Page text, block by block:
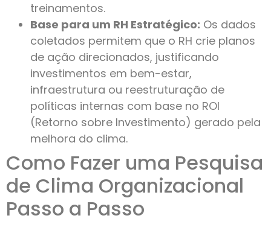
treinamentos.
Base para um RH Estratégico: Os dados
coletados permitem que o RH crie planos
de ação direcionados, justificando
investimentos em bem-estar,
infraestrutura ou reestruturação de
políticas internas com base no ROI
(Retorno sobre Investimento) gerado pela
melhora do clima.
Como Fazer uma Pesquisa
de Clima Organizacional
Passo a Passo